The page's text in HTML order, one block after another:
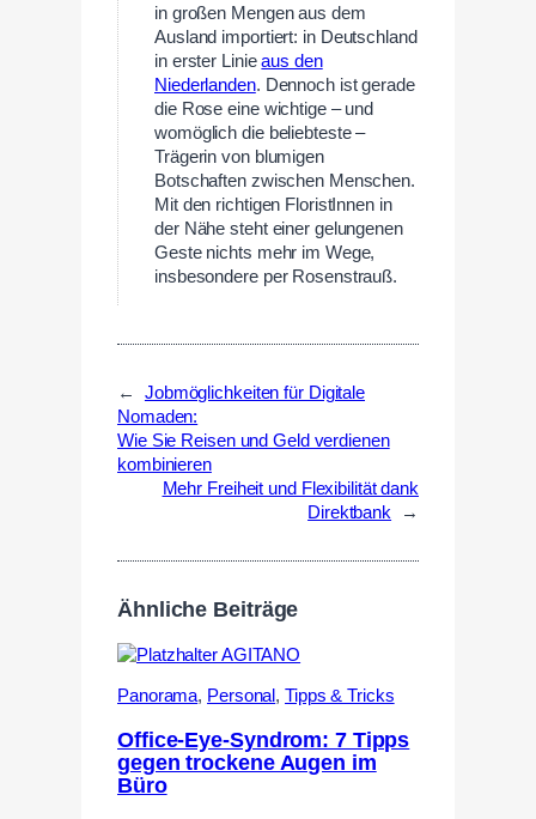
in großen Mengen aus dem
Ausland importiert: in Deutschland
in erster Linieaus den
Niederlanden. Dennoch ist gerade
die Rose eine wichtige – und
womöglich die beliebteste –
Trägerin von blumigen
Botschaften zwischen Menschen.
Mit den richtigen FloristInnen in
der Nähe steht einer gelungenen
Geste nichts mehr im Wege,
insbesondere per Rosenstrauß.
←
Jobmöglichkeiten für Digitale
Nomaden:
Wie Sie Reisen und Geld verdienen
kombinieren
Mehr Freiheit und Flexibilität dank
Direktbank
→
Ähnliche Beiträge
Panorama, Personal,Tipps & Tricks
Office-Eye-Syndrom: 7 Tipps
gegen trockene Augen im
Büro